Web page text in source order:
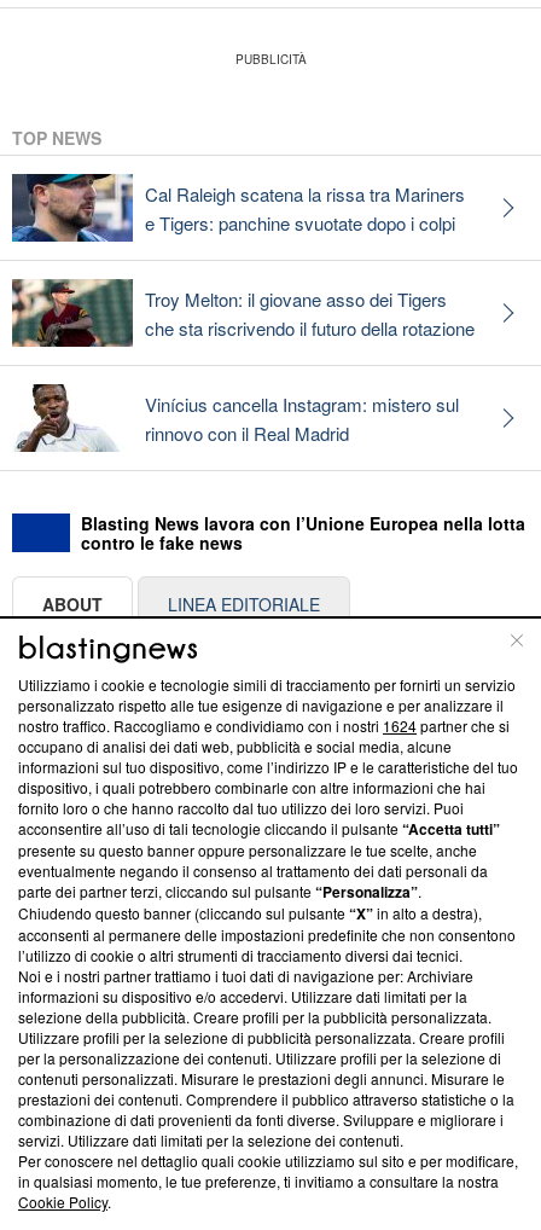
TOP NEWS
Cal Raleigh scatena la rissa tra Mariners
e Tigers: panchine svuotate dopo i colpi
Troy Melton: il giovane asso dei Tigers
che sta riscrivendo il futuro della rotazione
Vinícius cancella Instagram: mistero sul
rinnovo con il Real Madrid
Blasting News lavora con l’Unione Europea nella lotta
contro le fake news
ABOUT LINEA EDITORIALE
Questa sezione offre informazioni trasparenti su Blasting
News, sui nostri processi editoriali e su come ci impegniamo a
creare news di qualità. Inoltre, afferma la nostra aderenza a
‘Trust Project - News with Integrity’Blasting News non è
ancora membro del programma, ma ha richiesto di farne
parte; Trust Project non ha ancora effettuato una verifica di
conformità agli standard.
Su di noi
Team editoriale
Corporate
Redazione
Informativa Privacy
Cookie Policy
Blasting SA, IDI CHE-247.845.224, Via Carlo Frasca, 3 - 6900
Lugano (Svizzera) Tel:+39 0690258937
© 2026 Blasting News
Utilizziamo i cookie e tecnologie simili di tracciamento per fornirti un servizio
personalizzato rispetto alle tue esigenze di navigazione e per analizzare il
nostro traffico. Raccogliamo e condividiamo con i nostri 1624partner che si
occupano di analisi dei dati web, pubblicità e social media, alcune
informazioni sul tuo dispositivo, come l’indirizzo IP e le caratteristiche del tuo
dispositivo, i quali potrebbero combinarle con altre informazioni che hai
fornito loro o che hanno raccolto dal tuo utilizzo dei loro servizi. Puoi
acconsentire all’uso di tali tecnologie cliccando il pulsante“Accetta tutti”
presente su questo banner oppure personalizzare le tue scelte, anche
eventualmente negando il consenso al trattamento dei dati personali da
parte dei partner terzi, cliccando sul pulsante“Personalizza”.
Chiudendo questo banner (cliccando sul pulsante“X”in alto a destra),
acconsenti al permanere delle impostazioni predefinite che non consentono
l’utilizzo di cookie o altri strumenti di tracciamento diversi dai tecnici.
Noi e i nostri partner trattiamo i tuoi dati di navigazione per: Archiviare
informazioni su dispositivo e/o accedervi. Utilizzare dati limitati per la
selezione della pubblicità. Creare profili per la pubblicità personalizzata.
Utilizzare profili per la selezione di pubblicità personalizzata. Creare profili
per la personalizzazione dei contenuti. Utilizzare profili per la selezione di
contenuti personalizzati. Misurare le prestazioni degli annunci. Misurare le
prestazioni dei contenuti. Comprendere il pubblico attraverso statistiche o la
combinazione di dati provenienti da fonti diverse. Sviluppare e migliorare i
servizi. Utilizzare dati limitati per la selezione dei contenuti.
Per conoscere nel dettaglio quali cookie utilizziamo sul sito e per modificare,
in qualsiasi momento, le tue preferenze, ti invitiamo a consultare la nostra
Cookie Policy.